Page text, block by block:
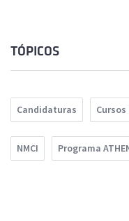
TÓPICOS
Candidaturas
NMCI Programa